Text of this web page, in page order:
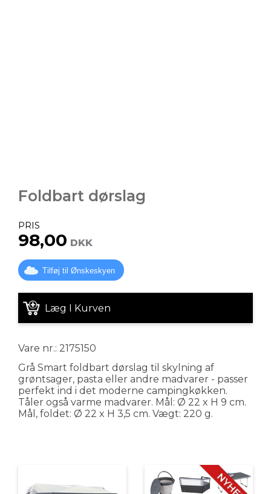
Foldbart dørslag
PRIS
98,00 DKK
Tilføj til Ønskeskyen
Læg I Kurven
Vare nr.: 2175150
Grå Smart foldbart dørslag til skylning af
grøntsager, pasta eller andre madvarer - passer
perfekt ind i det moderne campingkøkken.
Tåler også varme madvarer. Mål: Ø 22 x H 9 cm.
Mål, foldet: Ø 22 x H 3,5 cm. Vægt: 220 g.